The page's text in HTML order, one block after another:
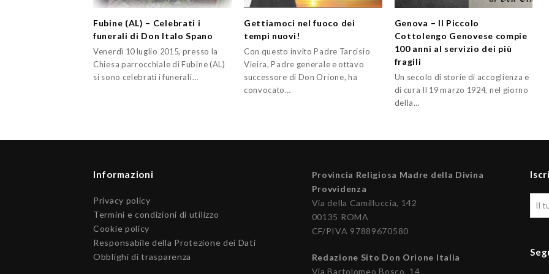
Fubine (AL) – Celebrati i
funerali di Don Italo Spano
Venerdì 10 luglio 2015, presso la
Chiesa parrocchiale di Fubine (AL)
si sono celebrati i funerali…
Gettiamoci nel fuoco dei
tempi nuovi!
Con questo invito Padre Tarcisio
Vieira, Padre generale e ottavo
successore di Don Orione, ha
convocato…
Genova – Il Piccolo
Cottolengo Genovese compie
100 anni al servizio dei più
fragili
Un secolo di storie di accoglienza e
di cura Il 19 marzo 1924, nel giorno
della…
Informazioni
Privacy policy
Termini e condizioni di utilizzo
Cookie policy
Responsabile della Protezione dei Dati
Obblighi di trasparenza
Provincia Religiosa Madre della Divina
Provvidenza
Via della Camilluccia, 142
00135 ROMA
CF/PIVA 97889670580
Redazione Sito Don Orione Italia
Via Bartolomeo Bosco, 14